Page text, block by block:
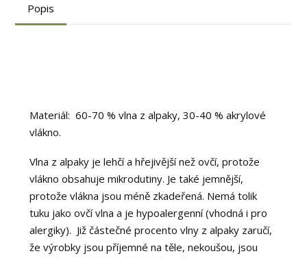
Popis
Materiál: 60-70 % vlna z alpaky, 30-40 % akrylové
vlákno.
Vlna z alpaky je lehčí a hřejivější než ovčí, protože
vlákno obsahuje mikrodutiny. Je také jemnější,
protože vlákna jsou méně zkadeřená. Nemá tolik
tuku jako ovčí vlna a je hypoalergenní (vhodná i pro
alergiky). Již částečné procento vlny z alpaky zaručí,
že výrobky jsou příjemné na těle, nekoušou, jsou